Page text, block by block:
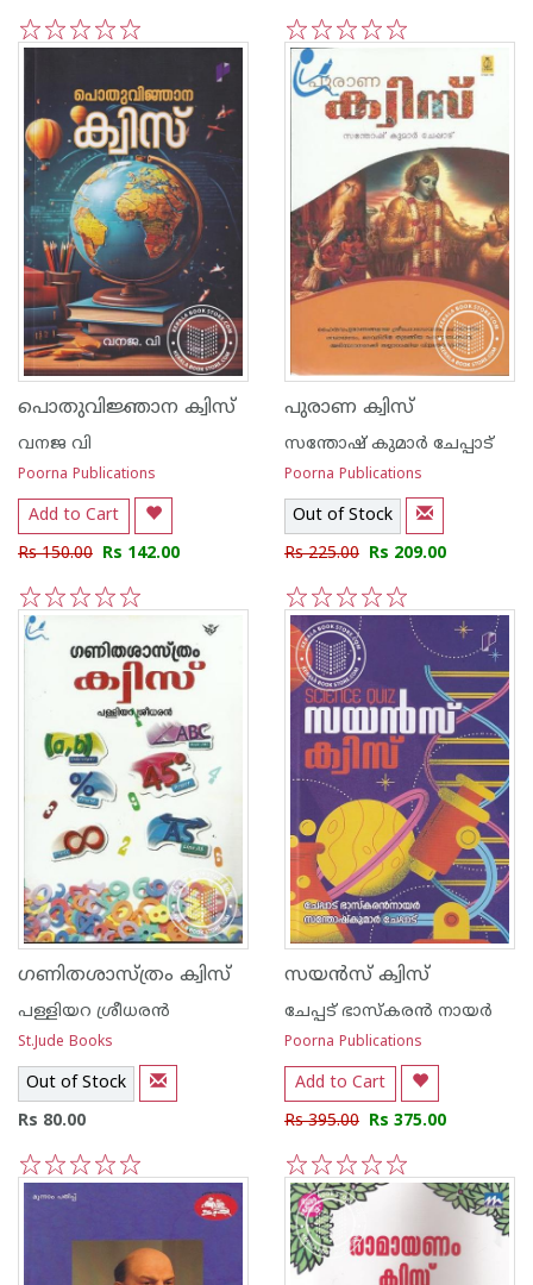
5
4
3
2
1 2
1
പൊതുവിജ്ഞാന ക്വിസ്
വനജ വി
Poorna Publications
Add to Cart
Rs 150.00 Rs 142.00
2
1
പുരാണ ക്വിസ്
സന്തോഷ് കുമാര്‍ ചേപ്പാട്
Poorna Publications
Out of Stock
Rs 225.00 Rs 209.00
5
4
3
2
1
ഗണിതശാസ്ത്രം ക്വിസ്
പള്ളിയറ ശ്രീധര‌ന്‍
St.Jude Books
Out of Stock
Rs 80.00
5
4
3
2
1
സയന്‍സ് ക്വിസ്
ചേപ്പട് ഭാസ്കരന്‍ നായര്‍
Poorna Publications
Add to Cart
Rs 395.00 Rs 375.00
5
4
3
2
1